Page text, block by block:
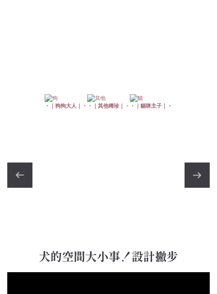
・｜狗狗大人｜・ ・｜其他稀珍｜・ ・｜貓咪主子｜・
犬的空間大小事！設計撇步